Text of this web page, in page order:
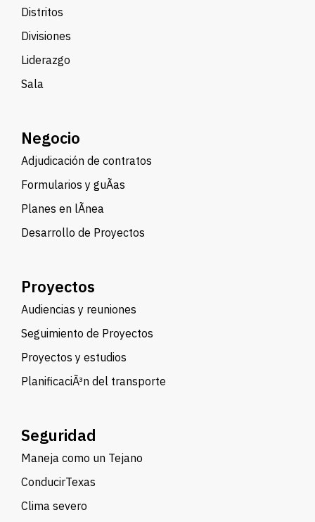
Distritos
Divisiones
Liderazgo
Sala
Negocio
Adjudicación de contratos
Formularios y guÃ­as
Planes en lÃ­nea
Desarrollo de Proyectos
Proyectos
Audiencias y reuniones
Seguimiento de Proyectos
Proyectos y estudios
PlanificaciÃ³n del transporte
Seguridad
Maneja como un Tejano
ConducirTexas
Clima severo